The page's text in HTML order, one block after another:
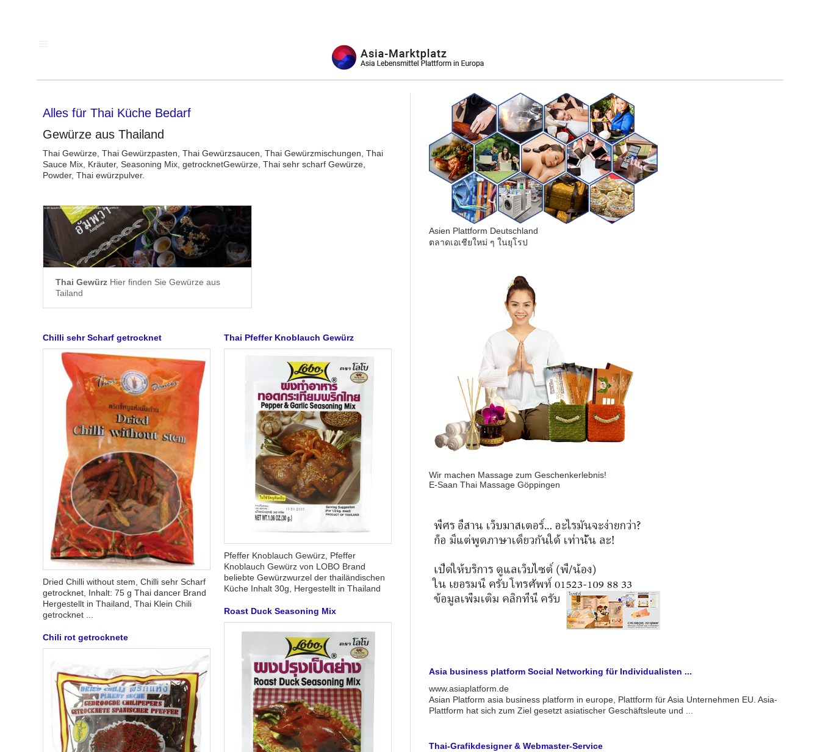
Alles für Thai Küche Bedarf
Gewürze aus Thailand
Thai Gewürze, Thai Gewürzpasten, Thai Gewürzsaucen, Thai Gewürzmischungen, Thai
Sauce Mix, Kräuter, Seasoning Mix, getrocknetGewürze, Thai sehr scharf Gewürze,
Powder, Thai ewürzpulver.
Thai Gewürz Hier finden Sie Gewürze aus
Tailand
Chilli sehr Scharf getrocknet
Dried Chilli without stem, Chilli sehr Scharf
getrocknet, Inhalt: 75 g Thai dancer Brand
Hergestellt in Thailand, Thai Klein Chili
getrocknet ...
Chili rot getrocknete
Thai Pfeffer Knoblauch Gewürz
Pfeffer Knoblauch Gewürz, Pfeffer
Knoblauch Gewürz von LOBO Brand
beliebte Gewürzwurzel der thailändischen
Küche Inhalt 30g, Hergestellt in Thailand
Roast Duck Seasoning Mix
Asien Plattform Deutschland
ตลาดเอเชียใหม่ ๆ ในยุโรป
Wir machen Massage zum Geschenkerlebnis!
E-Saan Thai Massage Göppingen
Asia business platform Social Networking für Individualisten ...
www.asiaplatform.de
Asian Platform asia business platform in europe, Plattform für Asia Unternehmen EU. Asia-
Plattform hat sich zum Ziel gesetzt asiatischer Geschäftsleute und ...
Thai-Grafikdesigner & Webmaster-Service